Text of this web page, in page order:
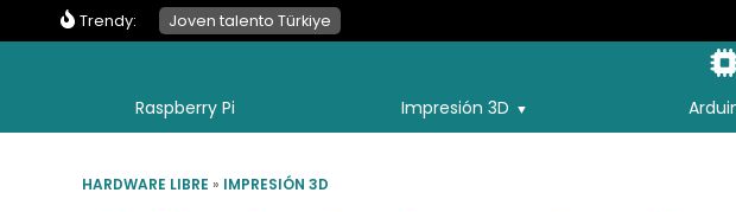
Raspberry Pi Impresión 3D
Trendy: Joven talento Türkiye
HARDWARE LIBRE » IMPRESIÓN 3D